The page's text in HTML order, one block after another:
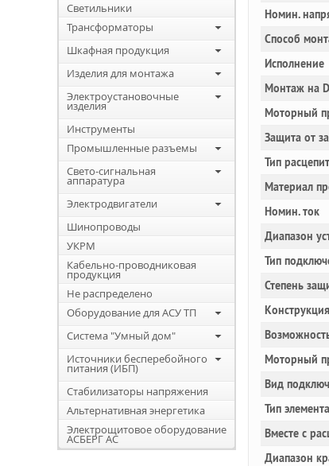
Светильники
Трансформаторы
Шкафная продукция
Изделия для монтажа
Электроустановочные
изделия
Инструменты
Промышленные разъемы
Свето-сигнальная
аппаратура
Электродвигатели
Шинопроводы
УКРМ
Кабельно-проводниковая
продукция
Не распределено
Оборудование для АСУ ТП
Система "Умный дом"
Источники бесперебойного
питания (ИБП)
Стабилизаторы напряжения
Альтернативная энергетика
Электрощитовое оборудование
АСБЕРГ АС
Номин.
Способ
Исполнение
Монтаж на
Моторный
Защита от
Тип
Материал
Номин. ток
Диапазон
Тип
Степень
Конструкция
Моторный
Вид
Тип
Вместе с
Диапазон